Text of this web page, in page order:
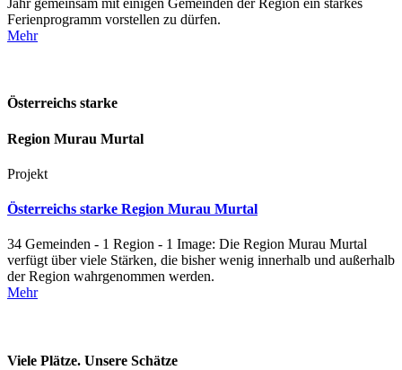
Jahr gemeinsam mit einigen Gemeinden der Region ein starkes
Ferienprogramm vorstellen zu dürfen.
Mehr
Österreichs starke
Region Murau Murtal
Projekt
Österreichs starke Region Murau Murtal
34 Gemeinden - 1 Region - 1 Image: Die Region Murau Murtal
verfügt über viele Stärken, die bisher wenig innerhalb und außerhalb
der Region wahrgenommen werden.
Mehr
Viele Plätze. Unsere Schätze